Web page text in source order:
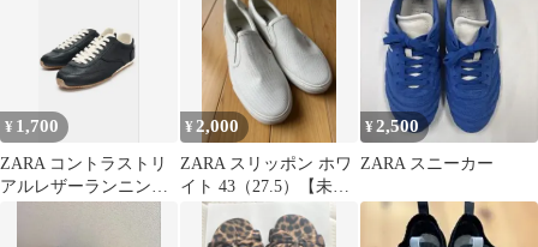
¥ 1,700
ZARA コントラストリ
アルレザーランニング
¥ 2,000
ZARA スリッポン ホワ
イト 43（27.5）【未使
用】
¥2,500
ZARA スニーカー